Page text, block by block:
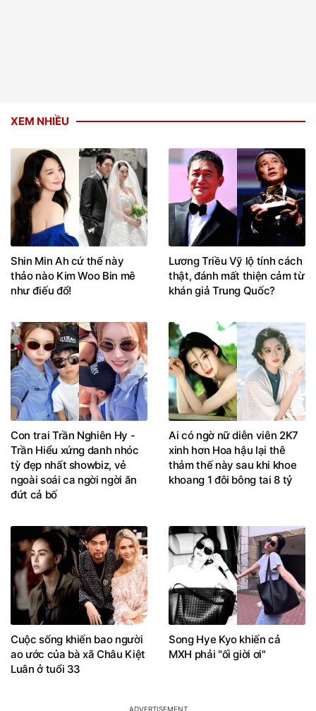
XEM NHIỀU
Shin Min Ah cứ thế này
thảo nào Kim Woo Bin mê
như điếu đổ!
Lương Triều Vỹ lộ tính cách
thật, đánh mất thiện cảm từ
khán giả Trung Quốc?
Con trai Trần Nghiên Hy -
Trần Hiểu xứng danh nhóc
tỳ đẹp nhất showbiz, vẻ
ngoài soái ca ngời ngời ăn
đứt cả bố
Ai có ngờ nữ diễn viên 2K7
xinh hơn Hoa hậu lại thê
thảm thế này sau khi khoe
khoang 1 đôi bông tai 8 tỷ
Cuộc sống khiến bao người
ao ước của bà xã Châu Kiệt
Luân ở tuổi 33
Song Hye Kyo khiến cả
MXH phải "ối giời ơi"